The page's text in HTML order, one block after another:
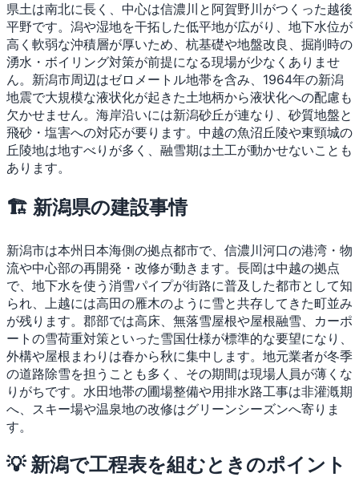
県土は南北に長く、中心は信濃川と阿賀野川がつくった越後
平野です。潟や湿地を干拓した低平地が広がり、地下水位が
高く軟弱な沖積層が厚いため、杭基礎や地盤改良、掘削時の
湧水・ボイリング対策が前提になる現場が少なくありませ
ん。新潟市周辺はゼロメートル地帯を含み、1964年の新潟
地震で大規模な液状化が起きた土地柄から液状化への配慮も
欠かせません。海岸沿いには新潟砂丘が連なり、砂質地盤と
飛砂・塩害への対応が要ります。中越の魚沼丘陵や東頸城の
丘陵地は地すべりが多く、融雪期は土工が動かせないことも
あります。
🏗 新潟県の建設事情
新潟市は本州日本海側の拠点都市で、信濃川河口の港湾・物
流や中心部の再開発・改修が動きます。長岡は中越の拠点
で、地下水を使う消雪パイプが街路に普及した都市として知
られ、上越には高田の雁木のように雪と共存してきた町並み
が残ります。郡部では高床、無落雪屋根や屋根融雪、カーポ
ートの雪荷重対策といった雪国仕様が標準的な要望になり、
外構や屋根まわりは春から秋に集中します。地元業者が冬季
の道路除雪を担うことも多く、その期間は現場人員が薄くな
りがちです。水田地帯の圃場整備や用排水路工事は非灌漑期
へ、スキー場や温泉地の改修はグリーンシーズンへ寄りま
す。
💡 新潟で工程表を組むときのポイント